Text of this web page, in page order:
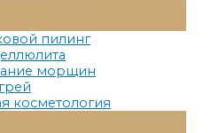
Меню
пилинг
морщин
косметология